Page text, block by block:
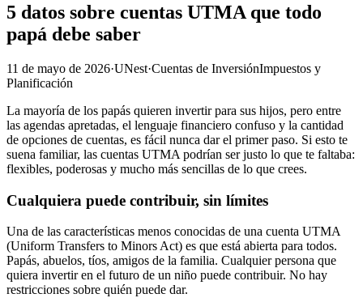
5 datos sobre cuentas UTMA que todo
papá debe saber
11 de mayo de 2026·UNest·Cuentas de InversiónImpuestos y
Planificación
La mayoría de los papás quieren invertir para sus hijos, pero entre
las agendas apretadas, el lenguaje financiero confuso y la cantidad
de opciones de cuentas, es fácil nunca dar el primer paso. Si esto te
suena familiar, las cuentas UTMA podrían ser justo lo que te faltaba:
flexibles, poderosas y mucho más sencillas de lo que crees.
Cualquiera puede contribuir, sin límites
Una de las características menos conocidas de una cuenta UTMA
(Uniform Transfers to Minors Act) es que está abierta para todos.
Papás, abuelos, tíos, amigos de la familia. Cualquier persona que
quiera invertir en el futuro de un niño puede contribuir. No hay
restricciones sobre quién puede dar.